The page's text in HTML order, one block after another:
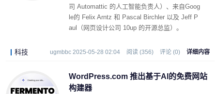
司 Automattic 的人工智能负责人）、来自Goog
le的 Felix Arntz 和 Pascal Birchler 以及 Jeff P
aul（网页设计公司 10up 的开源总监）。
科技 ugmbbc 2025-05-28 02:04 阅读 (356) 评论 (0) 详细内容
WordPress.com 推出基于AI的免费网站
构建器